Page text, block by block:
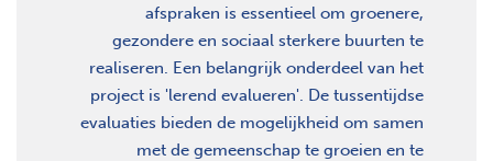
afspraken is essentieel om groenere,
gezondere en sociaal sterkere buurten te
realiseren. Een belangrijk onderdeel van het
project is 'lerend evalueren'. De tussentijdse
evaluaties bieden de mogelijkheid om samen
met de gemeenschap te groeien en te